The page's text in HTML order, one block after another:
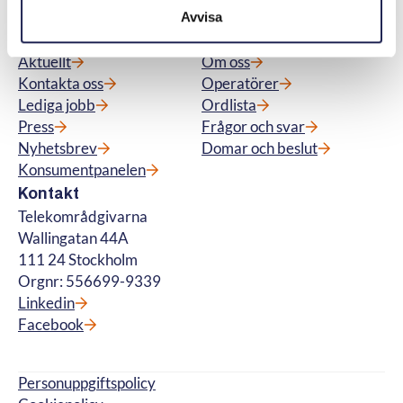
Avvisa
Meny
Aktuellt
Kontakta oss
Lediga jobb
Press
Nyhetsbrev
Konsumentpanelen
Snabblänkar
Om oss
Operatörer
Ordlista
Frågor och svar
Domar och beslut
Kontakt
Telekområdgivarna
Wallingatan 44A
111 24 Stockholm
Orgnr: 556699-9339
Linkedin
Facebook
Personuppgiftspolicy